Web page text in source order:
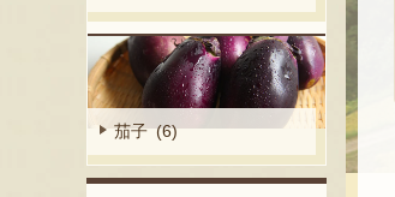
茄子 (6)